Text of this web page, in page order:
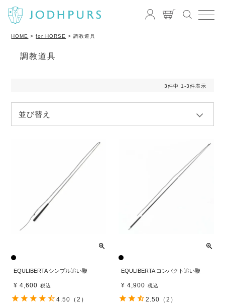
HOME for HORSE 調教道具
調教道具
並び替え
3件中 1 -3件表示
EQULIBERTA シンプル追い鞭
¥ 4,600 税込
4.50 （2）
EQULIBERTA コンパクト追い鞭
¥ 4,900 税込
2.50 （2）